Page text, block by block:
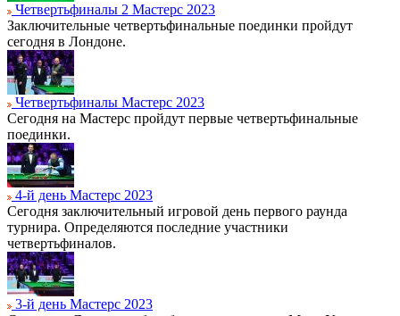
Четвертьфиналы 2 Мастерс 2023
Заключительные четвертьфинальные поединки пройдут
сегодня в Лондоне.
Четвертьфиналы Мастерс 2023
Сегодня на Мастерс пройдут первые четвертьфинальные
поединки.
4-й день Мастерс 2023
Сегодня заключительный игровой день первого раунда
турнира. Определяются последние участники
четвертьфиналов.
3-й день Мастерс 2023